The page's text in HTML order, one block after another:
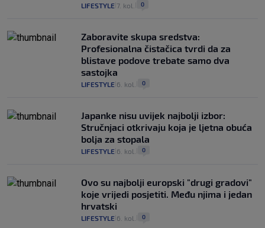
LIFESTYLE 7. kol. 0
Zaboravite skupa sredstva:
Profesionalna čistačica tvrdi da za
blistave podove trebate samo dva
sastojka
LIFESTYLE 6. kol. 0
Japanke nisu uvijek najbolji izbor:
Stručnjaci otkrivaju koja je ljetna obuća
bolja za stopala
LIFESTYLE 6. kol. 0
Ovo su najbolji europski "drugi gradovi"
koje vrijedi posjetiti. Među njima i jedan
hrvatski
LIFESTYLE 6. kol. 0